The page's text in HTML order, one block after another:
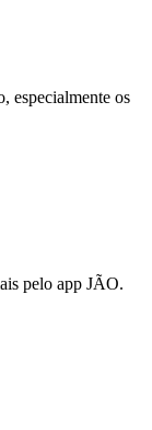
especialmente os
pelo app JÃO.